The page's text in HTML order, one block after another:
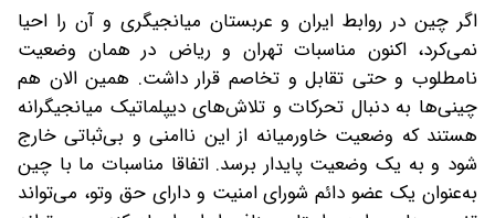
اگر چین در روابط ایران و عربستان میانجیگری و آن را احیا
نمی‌کرد، اکنون مناسبات تهران و ریاض در همان وضعیت
نامطلوب و حتی تقابل و تخاصم قرار داشت. همین الان هم
چینی‌ها به دنبال تحرکات و تلاش‌های دیپلماتیک میانجیگرانه
هستند که وضعیت خاورمیانه از این ناامنی و بی‌ثباتی خارج
شود و به یک وضعیت پایدار برسد. اتفاقا مناسبات ما با چین
به‌عنوان یک عضو دائم شورای امنیت و دارای حق وتو، می‌تواند